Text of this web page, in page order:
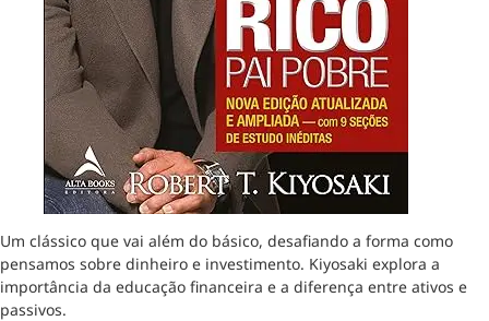
Um clássico que vai além do básico, desafiando a forma como
pensamos sobre dinheiro e investimento. Kiyosaki explora a
importância da educação financeira e a diferença entre ativos e
passivos.